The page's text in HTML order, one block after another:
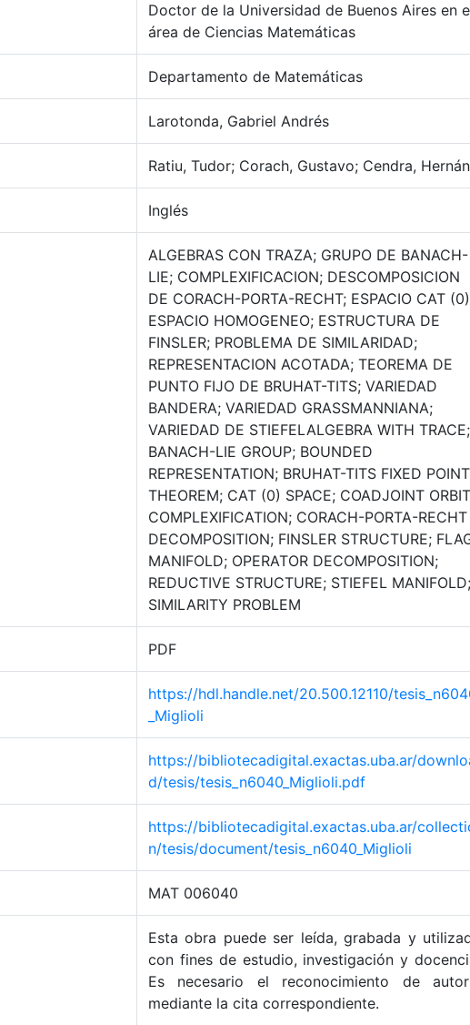
Doctor de la Universidad de Buenos Aires en
área de Ciencias Matemáticas
Departamento de Matemáticas
Larotonda, Gabriel Andrés
Ratiu, Tudor; Corach, Gustavo; Cendra, Hernán
Inglés
ALGEBRAS CON TRAZA; GRUPO DE BANACH-
LIE; COMPLEXIFICACION; DESCOMPOSICION
DE CORACH-PORTA-RECHT; ESPACIO CAT
ESPACIO HOMOGENEO; ESTRUCTURA DE
FINSLER; PROBLEMA DE SIMILARIDAD;
REPRESENTACION ACOTADA; TEOREMA DE
PUNTO FIJO DE BRUHAT-TITS; VARIEDAD
BANDERA; VARIEDAD GRASSMANNIANA;
VARIEDAD DE STIEFELALGEBRA WITH TRACE;
BANACH-LIE GROUP; BOUNDED
REPRESENTATION; BRUHAT-TITS FIXED POINT
THEOREM; CAT (0) SPACE; COADJOINT
COMPLEXIFICATION; CORACH-PORTA-RECHT
DECOMPOSITION; FINSLER STRUCTURE;
MANIFOLD; OPERATOR DECOMPOSITION;
REDUCTIVE STRUCTURE; STIEFEL MANIFOLD;
SIMILARITY PROBLEM
PDF
https://hdl.handle.net/20.500.12110/
_Miglioli
https://bibliotecadigital.exactas.uba.ar/
d/tesis/tesis_n6040_Miglioli.pdf
https://bibliotecadigital.exactas.uba.ar/
n/tesis/document/tesis_n6040_Miglioli
MAT 006040
Esta obra puede ser leída, grabada y
con fines de estudio, investigación y
Es necesario el reconocimiento de
mediante la cita correspondiente.